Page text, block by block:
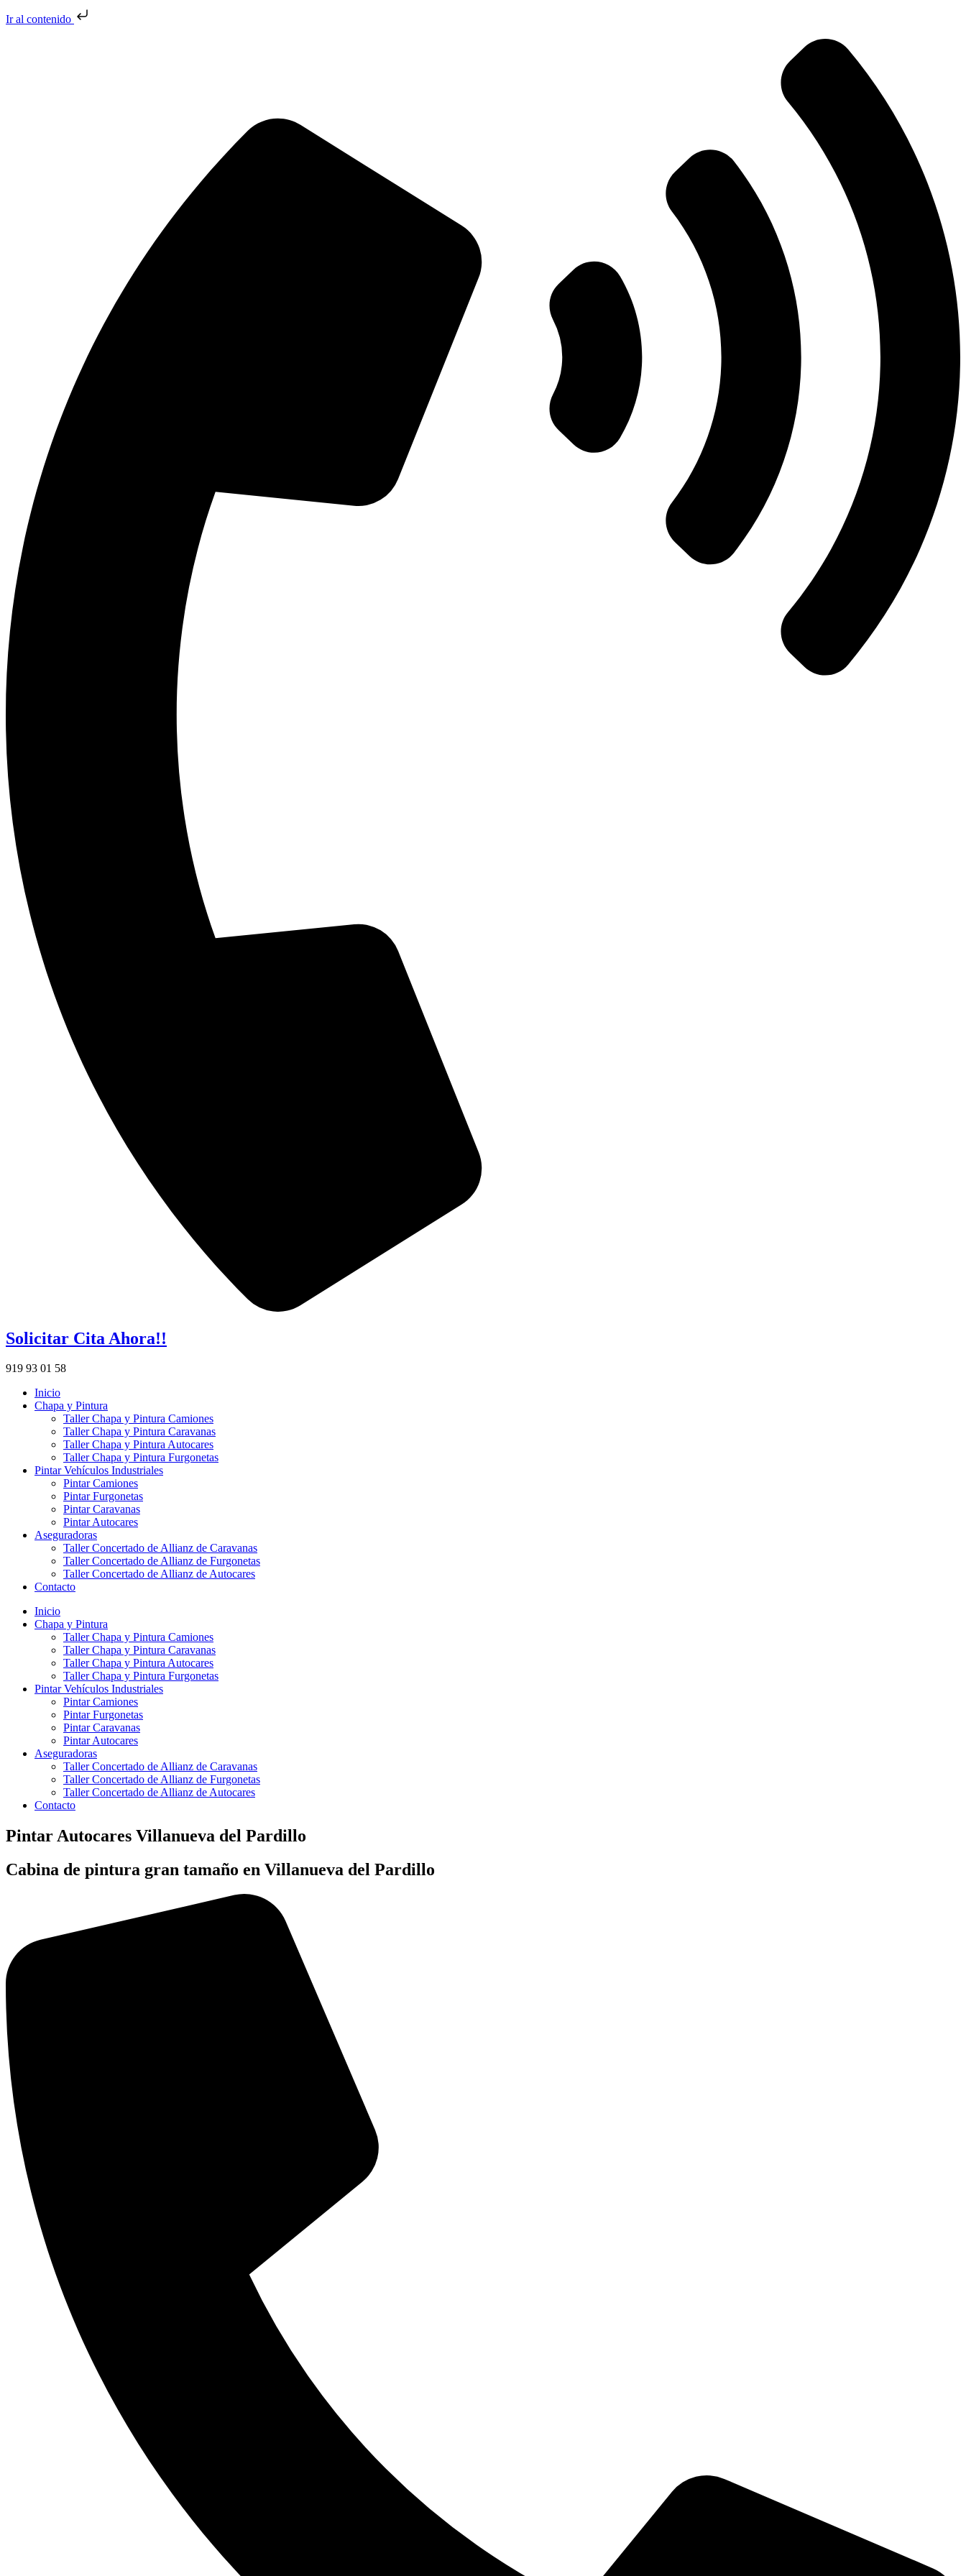
Ir al contenido
Solicitar Cita Ahora!!
919 93 01 58
Inicio
Chapa y Pintura
Taller Chapa y Pintura Camiones
Taller Chapa y Pintura Caravanas
Taller Chapa y Pintura Autocares
Taller Chapa y Pintura Furgonetas
Pintar Vehículos Industriales
Pintar Camiones
Pintar Furgonetas
Pintar Caravanas
Pintar Autocares
Aseguradoras
Taller Concertado de Allianz de Caravanas
Taller Concertado de Allianz de Furgonetas
Taller Concertado de Allianz de Autocares
Contacto
Inicio
Chapa y Pintura
Taller Chapa y Pintura Camiones
Taller Chapa y Pintura Caravanas
Taller Chapa y Pintura Autocares
Taller Chapa y Pintura Furgonetas
Pintar Vehículos Industriales
Pintar Camiones
Pintar Furgonetas
Pintar Caravanas
Pintar Autocares
Aseguradoras
Taller Concertado de Allianz de Caravanas
Taller Concertado de Allianz de Furgonetas
Taller Concertado de Allianz de Autocares
Contacto
Pintar Autocares Villanueva del Pardillo
Cabina de pintura gran tamaño en Villanueva del Pardillo